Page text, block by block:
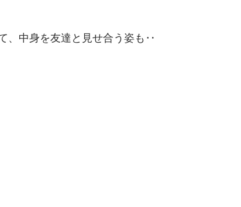
、中身を友達と見せ合う姿も‥